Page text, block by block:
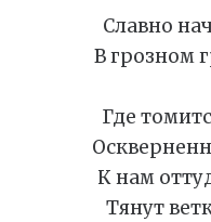
Славно
В грозном
Где
К нам
Тянут